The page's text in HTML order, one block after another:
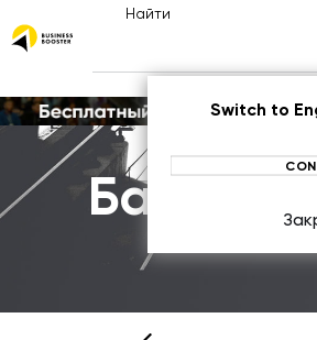
Найти
Switch to
База